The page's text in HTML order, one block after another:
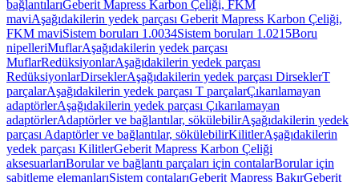
bağlantılarıGeberit Mapress Karbon Çeliği, FKM
maviAşağıdakilerin yedek parçası Geberit Mapress Karbon Çeliği,
FKM maviSistem boruları 1.0034Sistem boruları 1.0215Boru
nipelleriMuflarAşağıdakilerin yedek parçası
MuflarRedüksiyonlarAşağıdakilerin yedek parçası
RedüksiyonlarDirseklerAşağıdakilerin yedek parçası DirseklerT
parçalarAşağıdakilerin yedek parçası T parçalarÇıkarılamayan
adaptörlerAşağıdakilerin yedek parçası Çıkarılamayan
adaptörlerAdaptörler ve bağlantılar, sökülebilirAşağıdakilerin yedek
parçası Adaptörler ve bağlantılar, sökülebilirKilitlerAşağıdakilerin
yedek parçası KilitlerGeberit Mapress Karbon Çeliği
aksesuarlarıBorular ve bağlantı parçaları için contalarBorular için
sabitleme elemanlarıSistem contalarıGeberit Mapress BakırGeberit